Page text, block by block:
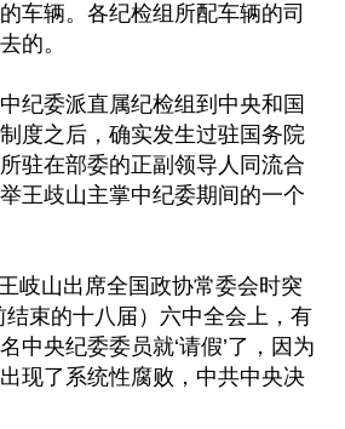
车辆。各纪检组所配车辆的司
的。
纪委派直属纪检组到中央和国
度之后，确实发生过驻国务院
驻在部委的正副领导人同流合
王歧山主掌中纪委期间的一个
岐山出席全国政协常委会时突
结束的十八届）六中全会上，有
中央纪委委员就‘请假’了，因为
现了系统性腐败，中共中央决